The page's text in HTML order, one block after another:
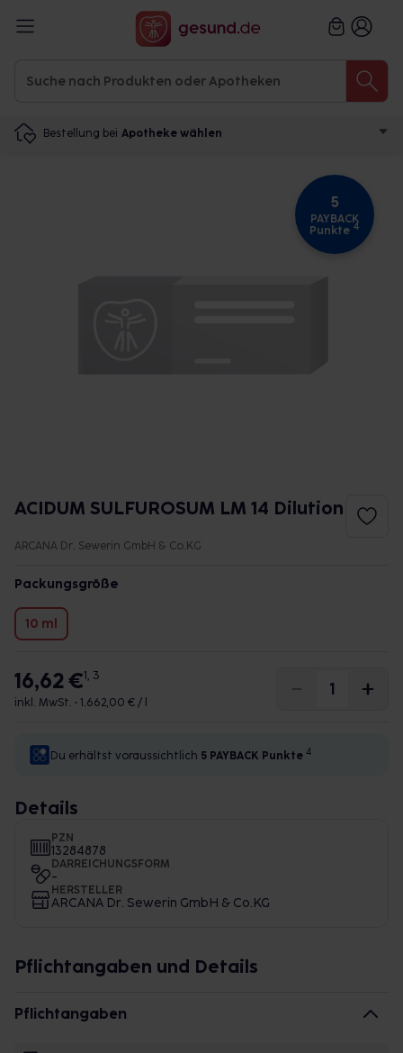
Bestellung bei Apotheke wählen
5
PAYBACK
Punkte 4
ACIDUM SULFUROSUM LM 14 Dilution
ARCANA Dr. Sewerin GmbH & Co.KG
Packungsgröße
10 ml
16,62 €1, 3
inkl. MwSt. • 1.662,00 € / l
Du erhältst voraussichtlich 5 PAYBACK Punkte 4
Details
PZN
13284878
DARREICHUNGSFORM
-
HERSTELLER
ARCANA Dr. Sewerin GmbH & Co.KG
Pflichtangaben und Details
Pflichtangaben